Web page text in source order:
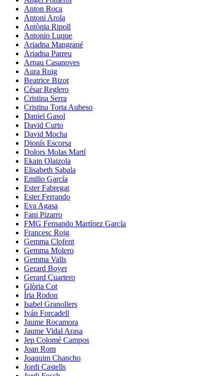
Anton Roca
Antoni Arola
Antònia Ripoll
Antonio Luque
Ariadna Mangrané
Ariadna Parreu
Arnau Casanoves
Aura Roig
Beatrice Bizot
César Reglero
Cristina Serra
Cristina Torta Aubeso
Daniel Gasol
David Curto
David Mocha
Dionís Escorsa
Dolors Molas Martí
Ekain Olaizola
Elisabeth Sabala
Emilio García
Ester Fabregat
Ester Ferrando
Eva Agasa
Fani Pizarro
FMG Fernando Martínez García
Francesc Roig
Gemma Clofent
Gemma Molero
Gemma Valls
Gerard Boyer
Gerard Cuartero
Glòria Cot
Íria Rodon
Isabel Granollers
Iván Forcadell
Jaume Rocamora
Jaume Vidal Arasa
Jep Colomé Campos
Joan Rom
Joaquim Chancho
Jordi Castells